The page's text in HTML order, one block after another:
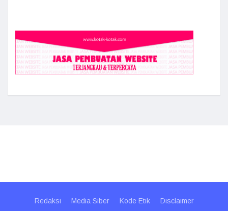
Redaksi Media Siber Kode Etik Disclaimer